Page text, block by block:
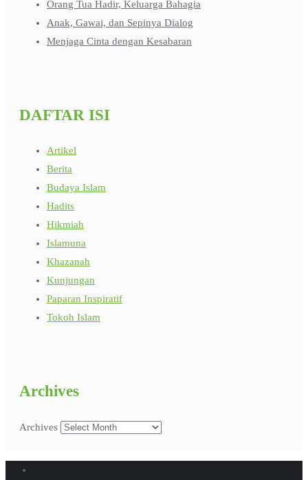
Orang Tua Hadir, Keluarga Bahagia
Anak, Gawai, dan Sepinya Dialog
Menjaga Cinta dengan Kesabaran
DAFTAR ISI
Artikel
Berita
Budaya Islam
Hadits
Hikmiah
Islamuna
Khazanah
Kunjungan
Paparan Inspiratif
Tokoh Islam
Archives
Archives